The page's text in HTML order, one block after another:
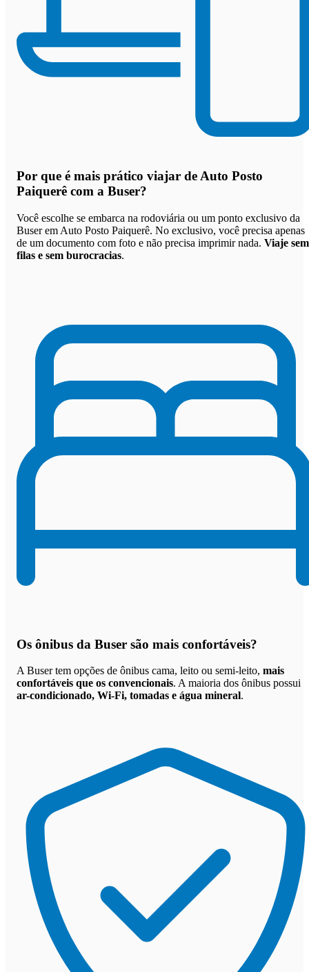
Por que é mais prático viajar de Auto Posto
Paiquerê com a Buser?
Você escolhe se embarca na rodoviária ou um ponto exclusivo da
Buser em Auto Posto Paiquerê. No exclusivo, você precisa apenas
de um documento com foto e não precisa imprimir nada. Viaje sem
filas e sem burocracias.
Os ônibus da Buser são mais confortáveis?
A Buser tem opções de ônibus cama, leito ou semi-leito, mais
confortáveis que os convencionais. A maioria dos ônibus possui
ar-condicionado, Wi-Fi, tomadas e água mineral.